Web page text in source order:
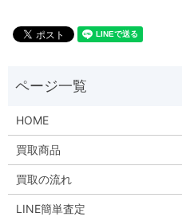
HOME
買取商品
買取の流れ
LINE簡単査定